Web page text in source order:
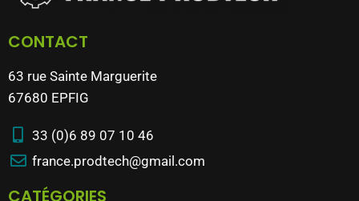
CONTACT
63 rue Sainte Marguerite
67680 EPFIG
33 (0)6 89 07 10 46
france.prodtech@gmail.com
CATÉGORIES